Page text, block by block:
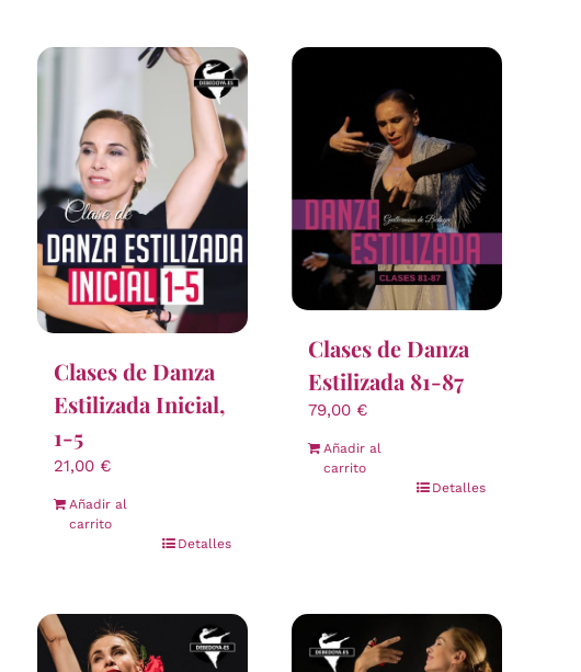
Clases de Danza
Estilizada Inicial,
1-5
21,00 €
Añadir al
carrito
Detalles
Clases de Danza
Estilizada 81-87
79,00 €
Añadir al
carrito
Detalles